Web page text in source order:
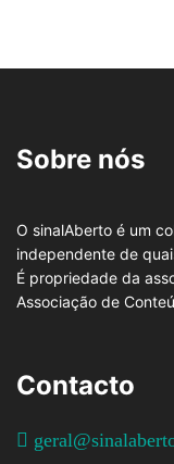
Sobre nós
O sinalAberto é um
independente de
É propriedade da
Associação de
Contacto